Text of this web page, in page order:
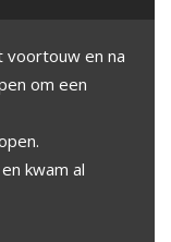
voortouw en na
om een
kwam al